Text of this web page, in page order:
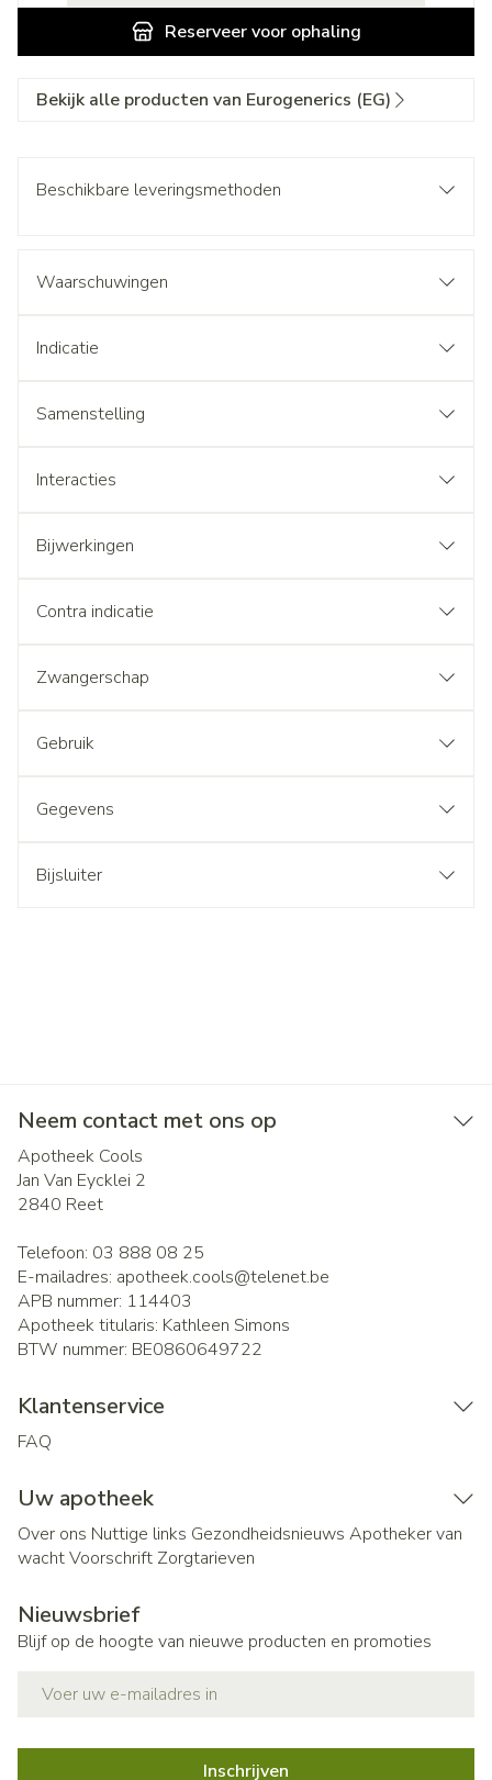
Reserveervoor ophaling
Bekijk alle producten van Eurogenerics (EG)
Beschikbare leveringsmethoden
Waarschuwingen
Indicatie
Samenstelling
Interacties
Bijwerkingen
Contra indicatie
Zwangerschap
Gebruik
Gegevens
Bijsluiter
Neem contact met ons op
Apotheek Cools
Jan Van Eycklei 2
2840 Reet
Telefoon: 03 888 08 25
E-mailadres: apotheek.cools@telenet.be
APB nummer: 114403
Apotheek titularis: Kathleen Simons
BTW nummer: BE0860649722
Klantenservice
FAQ
Uw apotheek
Over ons Nuttige links Gezondheidsnieuws Apotheker van
wachtVoorschrift Zorgtarieven
Nieuwsbrief
Blijf op de hoogte van nieuwe producten en promoties
Inschrijven